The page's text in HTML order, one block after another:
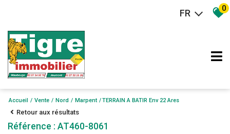
FR 0
Accueil Vente Nord Marpent TERRAIN A BATIR Env 22 Ares
Retour aux résultats
Référence : AT460-8061